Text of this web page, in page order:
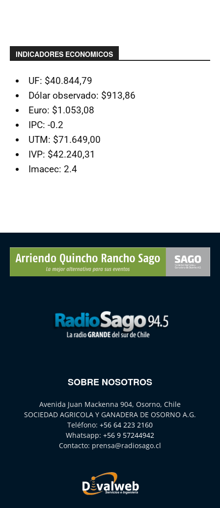
INDICADORES ECONOMICOS
UF: $40.844,79
Dólar observado: $913,86
Euro: $1.053,08
IPC: -0.2
UTM: $71.649,00
IVP: $42.240,31
Imacec: 2.4
SOBRE NOSOTROS
Avenida Juan Mackenna 904, Osorno, Chile
SOCIEDAD AGRICOLA Y GANADERA DE OSORNO A.G.
Teléfono: +56 64 223 2160
Whatsapp: +56 9 57244942
Contacto: prensa@radiosago.cl